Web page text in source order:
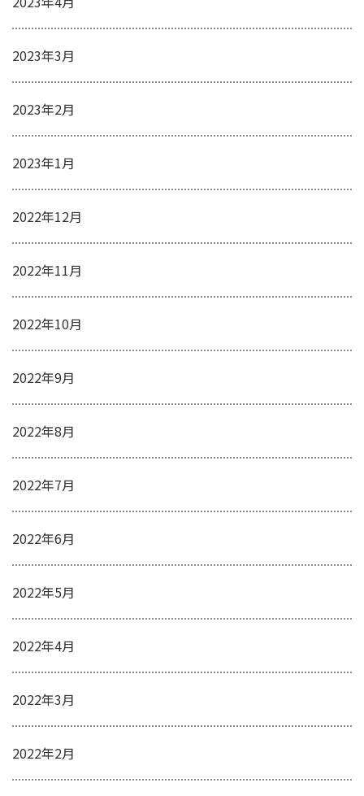
2023年3月
2023年2月
2023年1月
2022年12月
2022年11月
2022年10月
2022年9月
2022年8月
2022年7月
2022年6月
2022年5月
2022年4月
2022年3月
2022年2月